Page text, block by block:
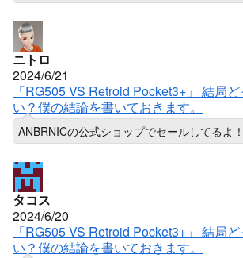
ニトロ
2024/6/21
「RG505 VS Retroid Pocket3+」 結局
い？僕の結論を書いておきます。
ANBRNICの公式ショップでセールしてるよ！
タコス
2024/6/20
「RG505 VS Retroid Pocket3+」 結局
い？僕の結論を書いておきます。